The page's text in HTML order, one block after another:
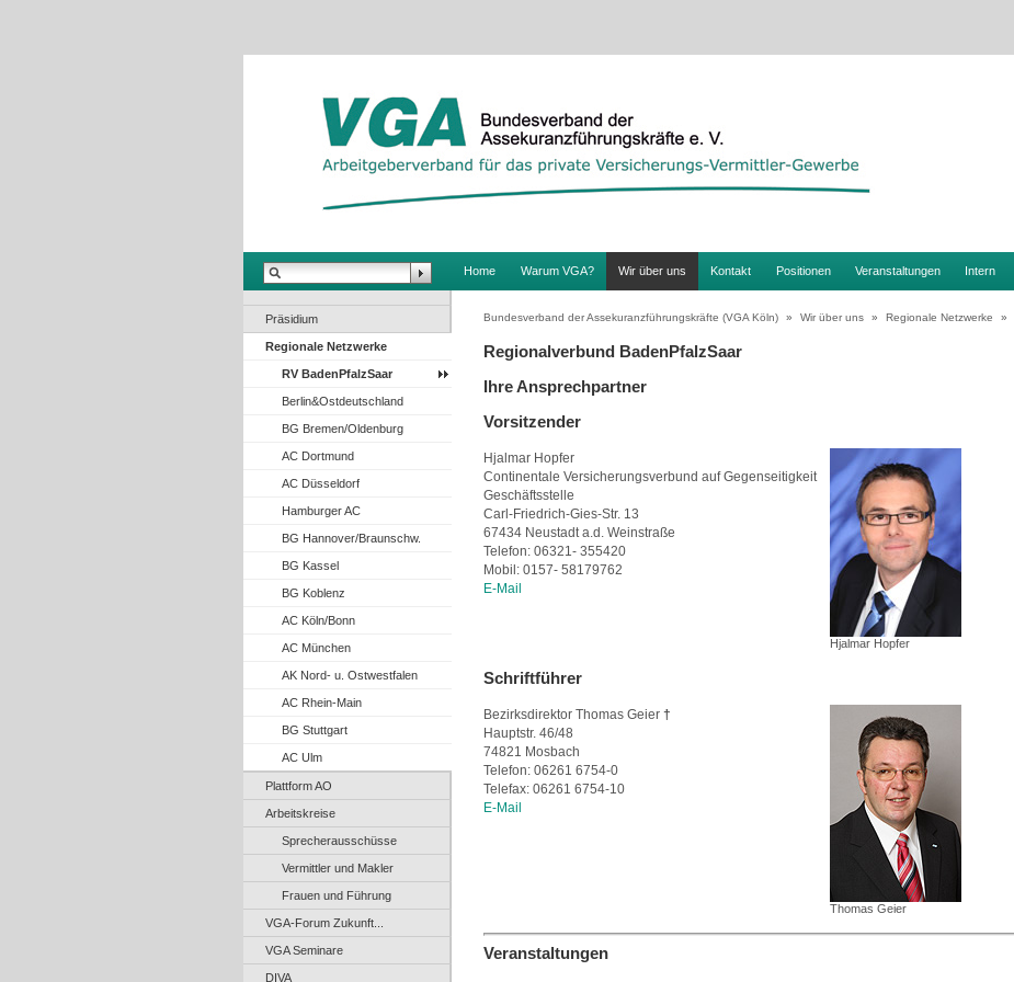
Home Warum VGA? Wir über uns Kontakt Positionen Veranstaltungen Intern
Präsidium
Regionale Netzwerke
RV BadenPfalzSaar
Berlin&Ostdeutschland
BG Bremen/Oldenburg
AC Dortmund
AC Düsseldorf
Hamburger AC
BG Hannover/Braunschw.
BG Kassel
BG Koblenz
AC Köln/Bonn
AC München
AK Nord- u. Ostwestfalen
AC Rhein-Main
BG Stuttgart
AC Ulm
Plattform AO
Arbeitskreise
Sprecherausschüsse
Vermittler und Makler
Frauen und Führung
VGA-Forum Zukunft...
VGA Seminare
DIVA
Bundesverband der Assekuranzführungskräfte (VGA Köln) » Wir über uns » Regionale Netzwerke »
Regionalverbund BadenPfalzSaar
Ihre Ansprechpartner
Vorsitzender
Hjalmar Hopfer
Hjalmar Hopfer
Continentale Versicherungsverbund auf Gegenseitigkeit
Geschäftsstelle
Carl-Friedrich-Gies-Str. 13
67434 Neustadt a.d. Weinstraße
Telefon: 06321- 355420
Mobil: 0157- 58179762
E-Mail
Schriftführer
Thomas Geier
Bezirksdirektor Thomas Geier †
Hauptstr. 46/48
74821 Mosbach
Telefon: 06261 6754-0
Telefax: 06261 6754-10
E-Mail
Veranstaltungen